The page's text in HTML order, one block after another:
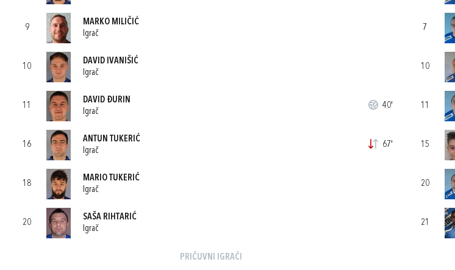
9
MARKO MILIČIĆ
Igrač
10
DAVID IVANIŠIĆ
Igrač
11
DAVID ĐURIN
Igrač
40'
16
ANTUN TUKERIĆ
Igrač
67'
18
MARIO TUKERIĆ
Igrač
20
SAŠA RIHTARIĆ
Igrač
PRIČUVNI IGRAČI
7
10
11
15
20
21